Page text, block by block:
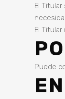
El
El
Puede